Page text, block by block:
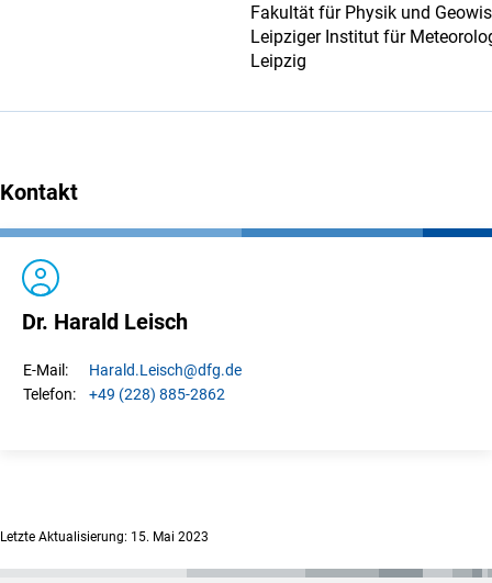
Fakultät für Physik und
Leipziger Institut für
Leipzig
Kontakt
Dr. Harald Leisch
E-Mail: Harald.Leisch@dfg.de
Telefon:
+49 (228) 885-2862
Letzte Aktualisierung: 15. Mai 2023